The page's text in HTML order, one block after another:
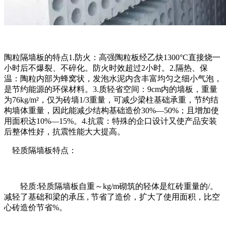
陶粒隔墙板的特点1.防火：高强陶粒板经乙炔1300°C直接烧一
小时后不爆裂、不碎化。防火时效超过2小时。2.隔热、保
温：陶粒内部为蜂窝状，发泡水泥内含丰富均匀之细小气泡，
是节约能源的环保材料。3.质轻省空间：9cm内的墙板，重量
为76kg/m²，仅为砖墙1/3重量，可减少梁柱基础承重，节约结
构墙体重量，因此能减少结构基础造价30%—50%；且增加使
用面积达10%—15%。4.抗震：特殊的企口设计又使产品安装
后整体性好，抗震性能大大提高。
轻质隔墙板特点：
轻质:轻质隔墙板自重～kg/m砌筑的轻体是红砖重量的/。
减轻了基础和梁的承压 , 节省了造价，扩大了使用面积，比空
心砖造价节省%。